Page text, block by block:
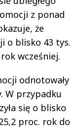
wzornictwie. Myślę, że to
mają ani środków ani
aby wywalczyć sobie
z ponad
że
o blisko 43 tys.
wcześniej.
odnotowały
W przypadku
się o blisko
proc. rok do